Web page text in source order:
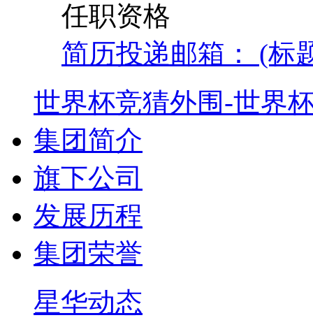
任职资格
简历投递邮箱： (标
世界杯竞猜外围-世界
集团简介
旗下公司
发展历程
集团荣誉
星华动态